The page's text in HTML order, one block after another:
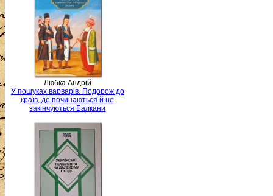
Любка Андрій
У пошуках варварів. Подорож до
країв, де починаються й не
закінчуються Балкани